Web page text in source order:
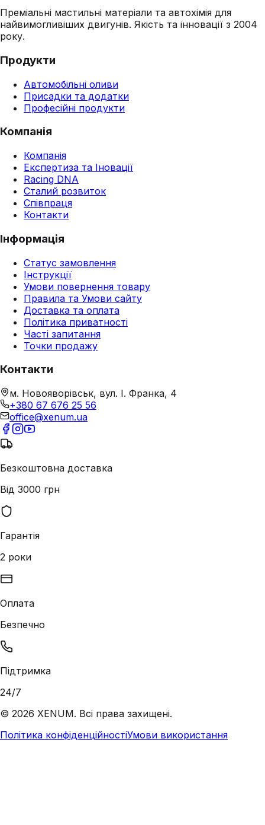
Преміальні мастильні матеріали та автохімія для
найвимогливіших двигунів. Якість та інновації з 2004
року.
Продукти
Автомобільні оливи
Присадки та додатки
Професійні продукти
Компанія
Компанія
Експертиза та Іновації
Racing DNA
Сталий розвиток
Співпраця
Контакти
Інформація
Статус замовлення
Інструкції
Умови повернення товару
Правила та Умови сайту
Доставка та оплата
Політика приватності
Часті запитання
Точки продажу
Контакти
м. Новояворівськ, вул. І. Франка, 4
+380 67 676 25 56
office@xenum.ua
Безкоштовна доставка
Від 3000 грн
Гарантія
2 роки
Оплата
Безпечно
Підтримка
24/7
© 2026 XENUM. Всі права захищені.
Політика конфіденційностіУмови використання